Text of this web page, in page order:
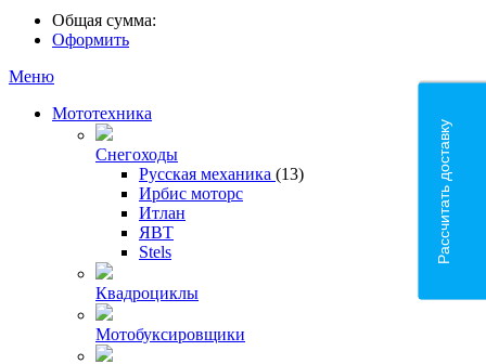
Общая сумма:
Оформить
Меню
Мототехника
Снегоходы
Русская механика (13)
Ирбис моторс
Итлан
ЯВТ
Stels
Квадроциклы
Мотобуксировщики
Рассчитать доставку